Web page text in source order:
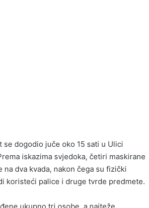
se dogodio juče oko 15 sati u Ulici
iskazima svjedoka, četiri maskirane
na dva kvada, nakon čega su fizički
koristeći palice i druge tvrde predmete.